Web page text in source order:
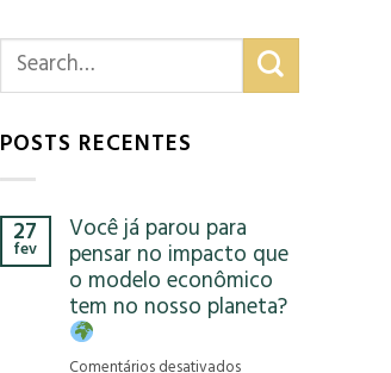
POSTS RECENTES
27
fev
Você já parou para
pensar no impacto que
o modelo econômico
tem no nosso planeta?
Comentários desativadosem